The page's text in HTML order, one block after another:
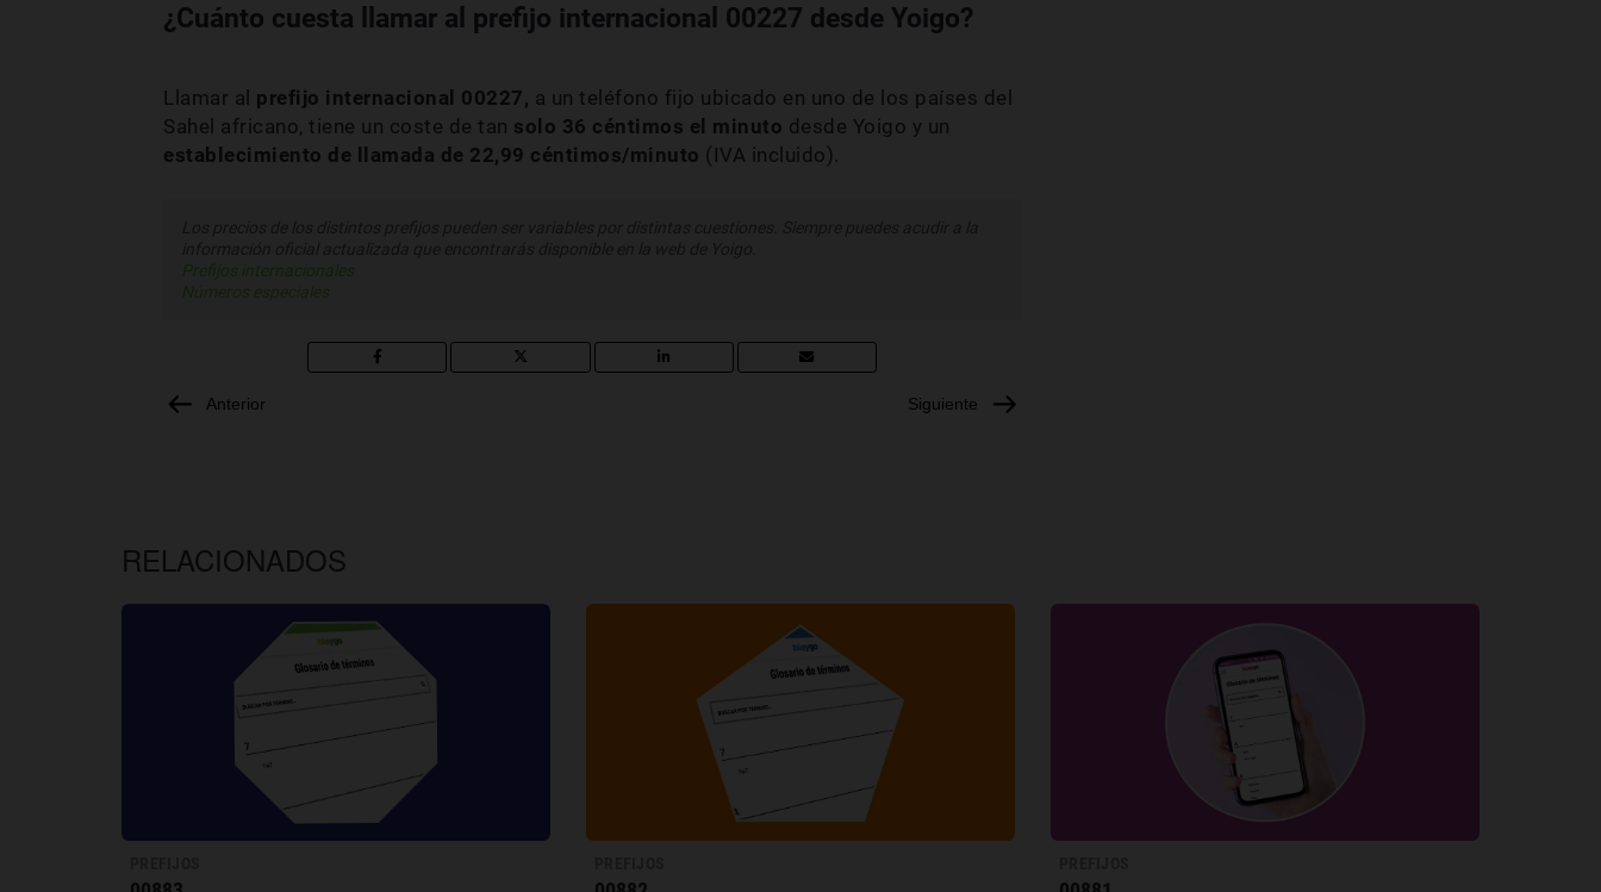
¿Cuánto cuesta llamar al prefijo internacional 00227 desde Yoigo?
Llamar al prefijo internacional 00227, a un teléfono fijo ubicado en uno de los países del
Sahel africano, tiene un coste de tan solo 36 céntimos el minuto desde Yoigo y un
establecimiento de llamada de 22,99 céntimos/minuto (IVA incluido).
Prefijos internacionales
Números especiales
Anterior Siguiente
RELACIONADOS